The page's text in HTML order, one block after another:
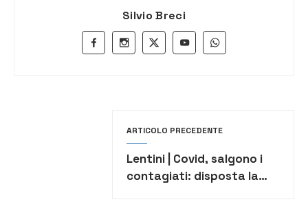
Silvio Breci
ARTICOLO PRECEDENTE
Lentini | Covid, salgono i
contagiati: disposta la